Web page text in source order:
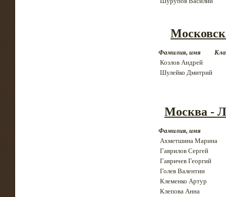
Фамилия, имя
Козлов Андрей
Шулейко Дмитрий
Москва -
Фамилия, имя
Ахметшина Марина
Гаврилов Сергей
Гавричев Георгий
Голев Валентин
Клеменко Артур
Клепова Анна